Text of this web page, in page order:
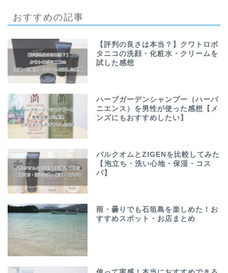
おすすめの記事
【評判の良さは本当？】クワトロボ
タニコの洗顔・化粧水・クリームを
試した感想
ハーブガーデンシャンプー（ハーバ
ニエンス）を男性が使った感想【メ
ンズにもおすすめしたい】
バルクオムとZIGENを比較してみた
【泡立ち・洗い心地・保湿・コス
パ】
雨・曇りでも石垣島を楽しめた！お
すすめスポット・お店まとめ